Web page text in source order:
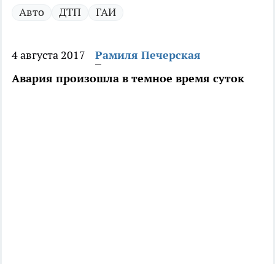
Авто ДТП ГАИ
4 августа 2017
Рамиля Печерская
Авария произошла в темное время суток